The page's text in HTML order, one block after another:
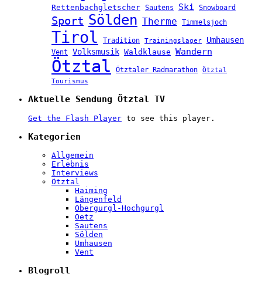
Rettenbachgletscher Sautens Ski Snowboard
Sport Sölden Therme Timmelsjoch
Tirol Tradition Trainingslager Umhausen
Vent Volksmusik Waldklause Wandern
Ötztal Ötztaler Radmarathon
Ötztal
Tourismus
Aktuelle Sendung Ötztal TV
Get the Flash Player to see this player.
Kategorien
Allgemein
Erlebnis
Interviews
Ötztal
Haiming
Längenfeld
Obergurgl-Hochgurgl
Oetz
Sautens
Sölden
Umhausen
Vent
Blogroll